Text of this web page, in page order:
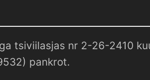
tsiviilasjas nr 2-26-2410
pankrot.